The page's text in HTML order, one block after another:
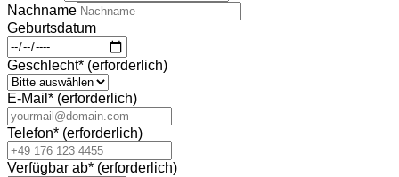
Nachname
Geburtsdatum
Geschlecht* (erforderlich)
E-Mail * (erforderlich)
Telefon* (erforderlich)
Verfügbar ab* (erforderlich)